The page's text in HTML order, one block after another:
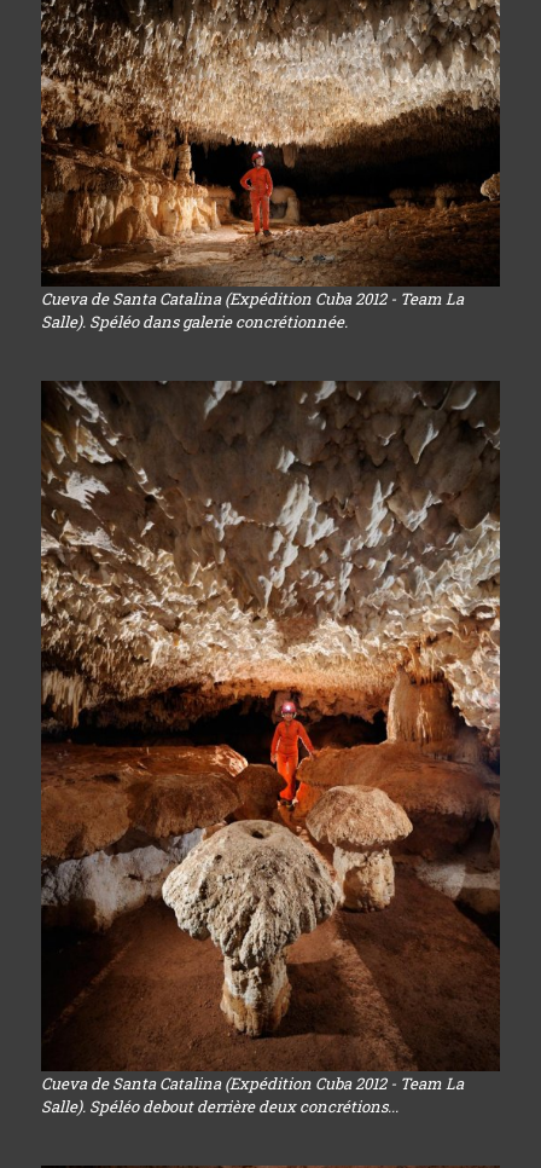
Cueva de Santa Catalina (Expédition Cuba 2012 - Team La
Salle). Spéléo dans galerie concrétionnée.
Cueva de Santa Catalina (Expédition Cuba 2012 - Team La
Salle). Spéléo debout derrière deux concrétions...